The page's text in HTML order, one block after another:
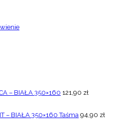
– BIAŁA 350×160 121,90 zł
– BIAŁA 350×160 Taśma 94,90 zł